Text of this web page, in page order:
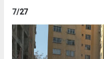
7/27